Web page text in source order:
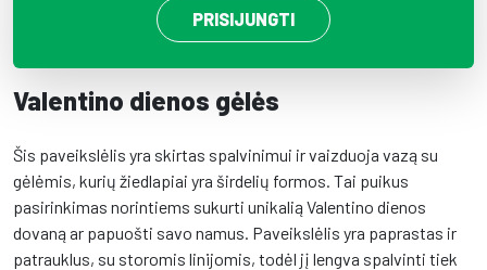
PRISIJUNGTI
Valentino dienos gėlės
Šis paveikslėlis yra skirtas spalvinimui ir vaizduoja vazą su
gėlėmis, kurių žiedlapiai yra širdelių formos. Tai puikus
pasirinkimas norintiems sukurti unikalią Valentino dienos
dovaną ar papuošti savo namus. Paveikslėlis yra paprastas ir
patrauklus, su storomis linijomis, todėl jį lengva spalvinti tiek